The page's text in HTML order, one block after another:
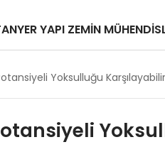
YAPI ZEMIN
Yoksulluğu Karşılayabilir